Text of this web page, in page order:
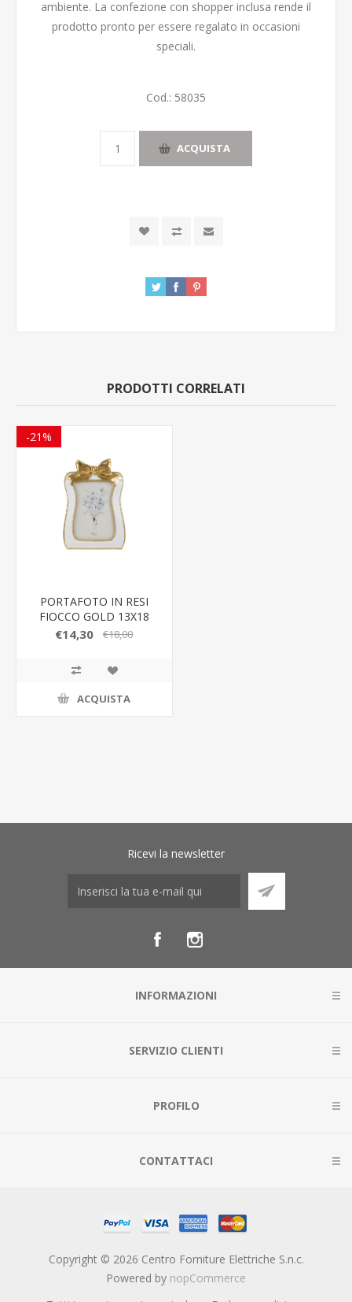
ambiente. La confezione con shopper inclusa rende il
prodotto pronto per essere regalato in occasioni
speciali.
Cod.: 58035
ACQUISTA
PRODOTTI CORRELATI
-21%
PORTAFOTO IN RESI
FIOCCO GOLD 13X18
mis.est.18x26CM
€14,30 €18,00
ACQUISTA
Ricevi la newsletter
INFORMAZIONI
SERVIZIO CLIENTI
PROFILO
CONTATTACI
Copyright © 2026 Centro Forniture Elettriche S.n.c.
Powered by nopCommerce